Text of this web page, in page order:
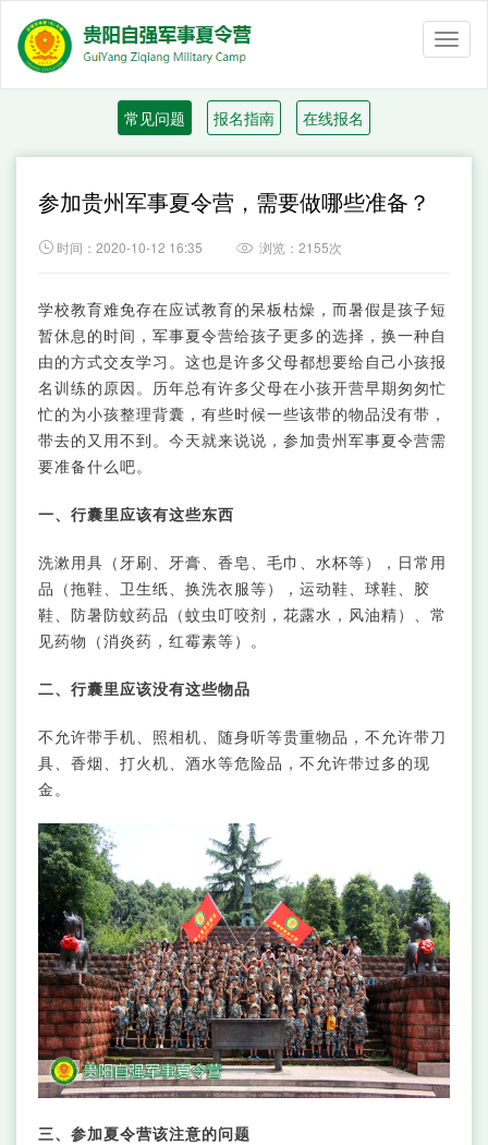
常见问题 报名指南 在线报名
参加贵州军事夏令营，需要做哪些准备？
 时间：2020-10-12 16:35  浏览：2155次
学校教育难免存在应试教育的呆板枯燥，而暑假是孩子短
暂休息的时间，军事夏令营给孩子更多的选择，换一种自
由的方式交友学习。这也是许多父母都想要给自己小孩报
名训练的原因。历年总有许多父母在小孩开营早期匆匆忙
忙的为小孩整理背囊，有些时候一些该带的物品没有带，
带去的又用不到。今天就来说说，参加贵州军事夏令营需
要准备什么吧。
一、行囊里应该有这些东西
洗漱用具（牙刷、牙膏、香皂、毛巾、水杯等），日常用
品（拖鞋、卫生纸、换洗衣服等），运动鞋、球鞋、胶
鞋、防暑防蚊药品（蚊虫叮咬剂，花露水，风油精）、常
见药物（消炎药，红霉素等）。
二、行囊里应该没有这些物品
不允许带手机、照相机、随身听等贵重物品，不允许带刀
具、香烟、打火机、酒水等危险品，不允许带过多的现
金。
三、参加夏令营该注意的问题